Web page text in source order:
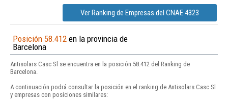
Ver Ranking de Empresas del CNAE 4323
Posición 58.412 en la provincia de
Barcelona
Antisolars Casc Sl se encuentra en la posición 58.412 del Ranking de
Barcelona.
A continuación podrá consultar la posición en el ranking de Antisolars Casc Sl
y empresas con posiciones similares: